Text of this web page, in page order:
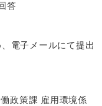
答
子メールにて提出
策課 雇用環境係